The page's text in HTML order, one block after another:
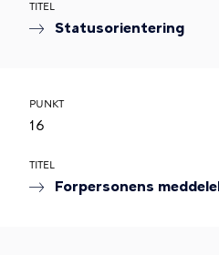
TITEL
Statusorientering
PUNKT
16
TITEL
Forpersonens